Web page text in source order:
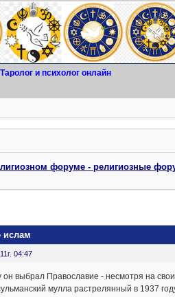
Таролог и психолог онлайн
форуме - религиозные
ислам
04:47
он выбрал Православие - несмотря на
мулла растрелянный в 1937